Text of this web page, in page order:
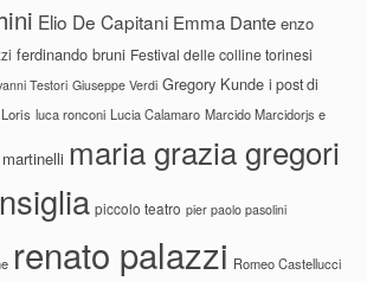
Elio De Capitani Emma Dante enzo
ferdinando bruni Festival delle colline torinesi
Testori Giuseppe Verdi Gregory Kunde i post di
luca ronconi Lucia Calamaro Marcido Marcidorjs e
maria grazia gregori
piccolo teatro pier paolo pasolini
renato palazzi Romeo Castellucci